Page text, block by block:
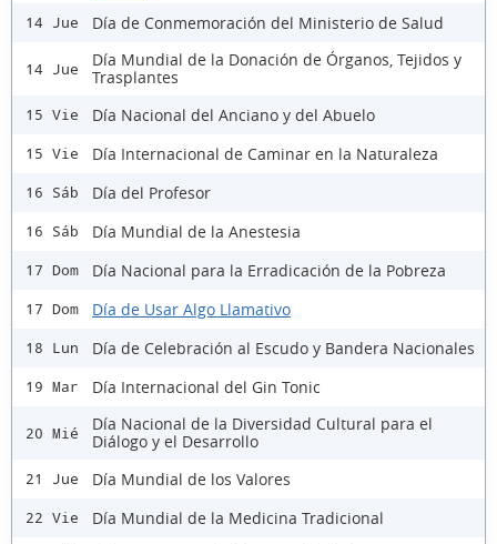
14 Jue Día de Conmemoración del Ministerio de Salud
14 Jue
Día Mundial de la Donación de Órganos, Tejidos y
Trasplantes
15 Vie Día Nacional del Anciano y del Abuelo
15 Vie Día Internacional de Caminar en la Naturaleza
16 Sáb Día del Profesor
16 Sáb Día Mundial de la Anestesia
17 Dom Día Nacional para la Erradicación de la Pobreza
17 Dom Día de Usar Algo Llamativo
18 Lun Día de Celebración al Escudo y Bandera Nacionales
19 Mar Día Internacional del Gin Tonic
20 Mié
Día Nacional de la Diversidad Cultural para el
Diálogo y el Desarrollo
21 Jue Día Mundial de los Valores
22 Vie Día Mundial de la Medicina Tradicional